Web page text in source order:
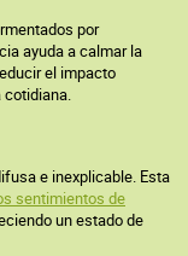
por
ayuda a calmar la
el impacto
cotidiana.
e inexplicable. Esta
sentimientos de
un estado de